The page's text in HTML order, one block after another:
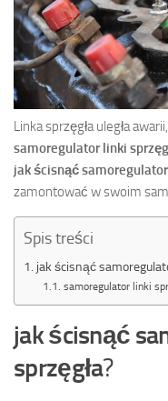
Linka sprzęgła uległa
samoregulator linki
jak ścisnąć
zamontować w swoim
Spis treści
jak ścisnąć
samoregulator linki
jak ścisnąć
sprzęgła?